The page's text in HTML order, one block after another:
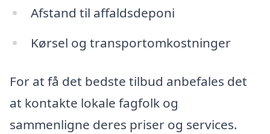
Afstand til affaldsdeponi
Kørsel og transportomkostninger
For at få det bedste tilbud anbefales det
at kontakte lokale fagfolk og
sammenligne deres priser og services.